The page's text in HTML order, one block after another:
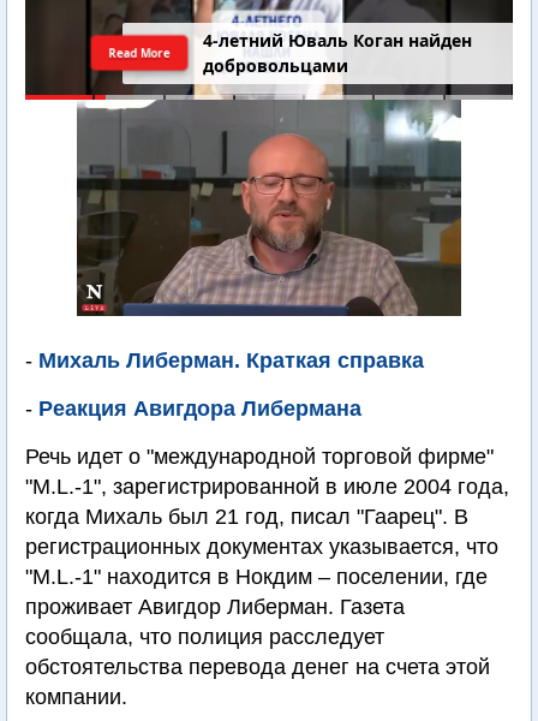
4-летний Юваль Коган найден
добровольцами
Read More
- Михаль Либерман. Краткая справка
- Реакция Авигдора Либермана
Речь идет о "международной торговой фирме"
"M.L.-1", зарегистрированной в июле 2004 года,
когда Михаль был 21 год, писал "Гаарец". В
регистрационных документах указывается, что
"M.L.-1" находится в Нокдим – поселении, где
проживает Авигдор Либерман. Газета
сообщала, что полиция расследует
обстоятельства перевода денег на счета этой
компании.